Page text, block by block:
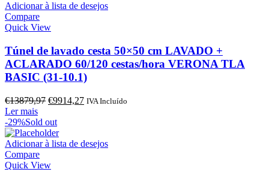
Adicionar à lista de desejos
Compare
Quick View
Túnel de lavado cesta 50×50 cm LAVADO +
ACLARADO 60/120 cestas/hora VERONA TLA
BASIC (31-10.1)
€13879,97 O
original
era:
€13879,97.
€9914,27O
€9914,27.
IVA Incluído
Ler mais
-29%Sold out
Adicionar à lista de desejos
Compare
Quick View